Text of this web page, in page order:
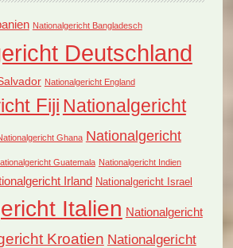
Nationalgericht Bangladesch
Deutschland
Nationalgericht England
Fiji Nationalgericht
Ghana Nationalgericht
Guatemala Nationalgericht Indien
Irland Nationalgericht Israel
Italien Nationalgericht
Kroatien Nationalgericht